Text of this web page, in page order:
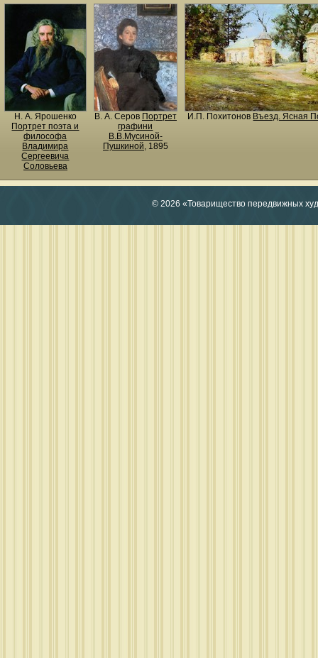
Н. A. Ярошенко
Портрет поэта и
философа
Владимира
Сергеевича
Соловьева
В. А. Серов Портрет
графини
В.В.Мусиной-
Пушкиной, 1895
И.П. Похитонов Въезд. Ясная
© 2026 «Товарищество передвижных